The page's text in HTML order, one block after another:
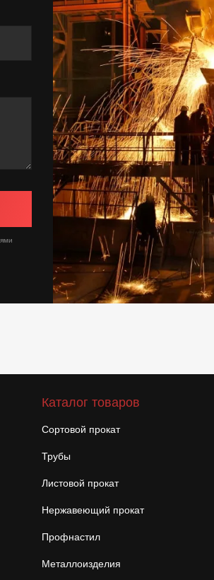
Каталог товаров
Сортовой прокат
Трубы
Листовой прокат
Нержавеющий прокат
Профнастил
Металлоизделия